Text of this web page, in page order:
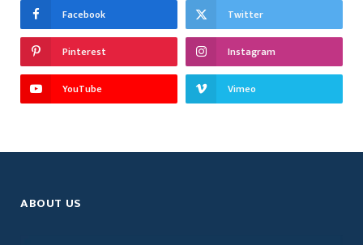
Facebook Twitter
Pinterest Instagram
YouTube Vimeo
ABOUT US